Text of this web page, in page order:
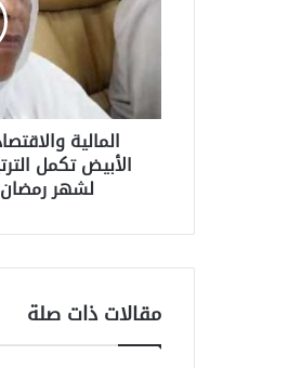
المالية
الأبيض تكمل
لشهر رمضان
مقالات ذات صلة